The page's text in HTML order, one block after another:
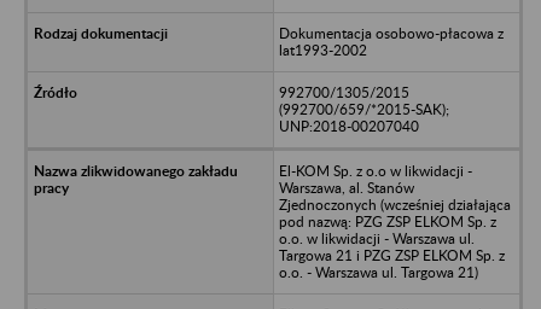
Dokumentacja osobowo-płacowa z
lat1993-2002
992700/1305/2015
(992700/659/*2015-SAK);
UNP:2018-00207040
El-KOM Sp. z o.o w likwidacji -
Warszawa, al. Stanów
Zjednoczonych (wcześniej działająca
pod nazwą: PZG ZSP ELKOM Sp. z
o.o. w likwidacji - Warszawa ul.
Targowa 21 i PZG ZSP ELKOM Sp. z
o.o. - Warszawa ul. Targowa 21)